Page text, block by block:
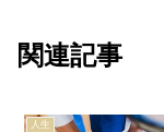
関連記事
人生